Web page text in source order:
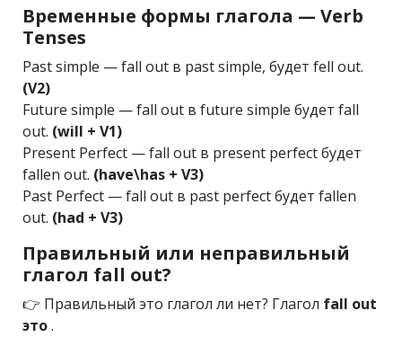
Временные формы глагола — Verb
Tenses
Past simple — fall out в past simple, будет fell out.
(V2)
Future simple — fall out в future simple будет fall
out. (will + V1)
Present Perfect — fall out в present perfect будет
fallen out. (have\has + V3)
Past Perfect — fall out в past perfect будет fallen
out. (had + V3)
Правильный или неправильный
глагол fall out?
👉 Правильный это глагол ли нет? Глагол fall out
это.